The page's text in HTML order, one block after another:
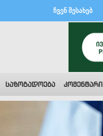
ჩვენ შესახებ
საზოგადოება კომენტარი